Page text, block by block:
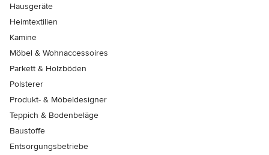
Hausgeräte
Heimtextilien
Kamine
Möbel & Wohnaccessoires
Parkett & Holzböden
Polsterer
Produkt- & Möbeldesigner
Teppich & Bodenbeläge
Baustoffe
Entsorgungsbetriebe